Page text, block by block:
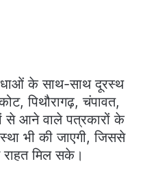
के साथ-साथ दूरस्थ
पिथौरागढ़, चंपावत,
से आने वाले पत्रकारों के
भी की जाएगी, जिससे
राहत मिल सके।